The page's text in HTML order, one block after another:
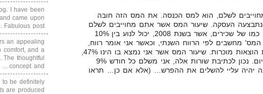
לשלם, הוא למס הכנסה. את המס הזה חובה
העסקה. שיעור המס אשר אתם מחוייבים לשלם
הוא לפי מדרגות המס, כמו של שכירים, אשר בשנת 2008, יכול לנוע בין 10%
המס' מחשבים לפי הרווח השנתי, וכאשר אני אומר רווח,
זה אומר הכנסות פחות הוצאות מוכרות. שיעור המס אשר אני נמצא בו הינו 47%,
שהוא הגבוהה ביותר כיום. נכון לכתיבת שורות אלה, אני משלם כל חודש 9%
יהיה עליי להשלים את ההפרש… (אלא אם כן… תראו
I have been
came upon
post. ...
an appealing
comfort, and a
thoughtful
concept and ...
to be definitely
are produced